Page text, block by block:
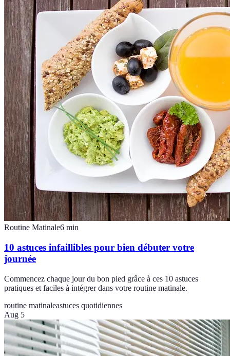
Routine Matinale6 min
10 astuces infaillibles pour bien débuter votre
journée
Commencez chaque jour du bon pied grâce à ces 10 astuces
pratiques et faciles à intégrer dans votre routine matinale.
routine matinaleastuces quotidiennes
Aug 5